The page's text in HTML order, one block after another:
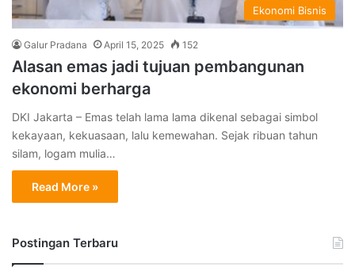
Ekonomi Bisnis
Galur Pradana April 15, 2025 152
Alasan emas jadi tujuan pembangunan
ekonomi berharga
DKI Jakarta – Emas telah lama lama dikenal sebagai simbol
kekayaan, kekuasaan, lalu kemewahan. Sejak ribuan tahun
silam, logam mulia…
Read More »
Postingan Terbaru